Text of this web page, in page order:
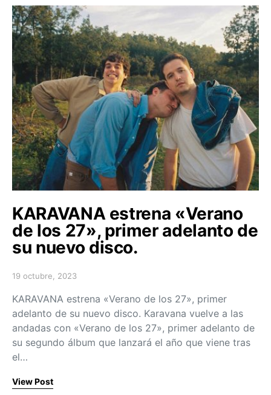
KARAVANA estrena «Verano
de los 27», primer adelanto de
su nuevo disco.
Posted on
19 octubre, 2023
KARAVANA estrena «Verano de los 27», primer
adelanto de su nuevo disco. Karavana vuelve a las
andadas con «Verano de los 27», primer adelanto de
su segundo álbum que lanzará el año que viene tras
el…
View Post